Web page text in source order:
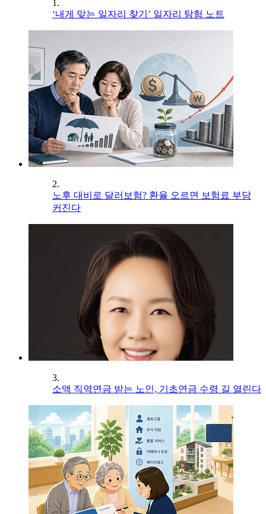
1.
‘내게 맞는 일자리 찾기’ 일자리 탐험 노트
2.
노후 대비로 달러보험? 환율 오르면 보험료 부담
커진다
3.
소액 직역연금 받는 노인, 기초연금 수령 길 열린다